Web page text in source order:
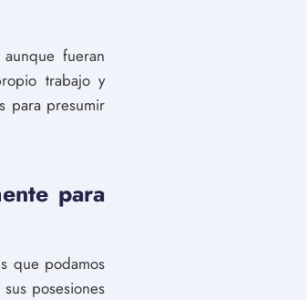
fueran
trabajo y
para presumir
para
que podamos
posesiones